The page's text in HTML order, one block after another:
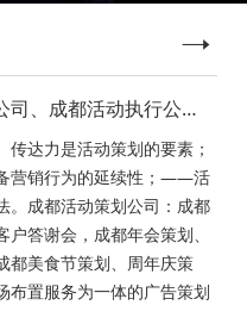
司、成都活动执行公
发布会策划公司、成
动策划
达力是活动策划的要素；
营销行为的延续性；——活
。成都活动策划公司：成都
答谢会，成都年会策划、
都美食节策划、周年庆策
布置服务为一体的广告策划